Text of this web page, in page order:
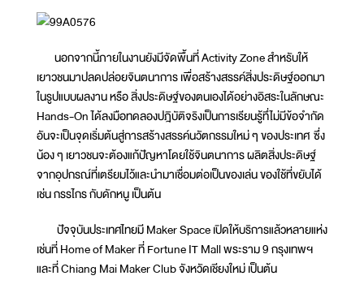
นอกจากนี้ภายในงานยังมีจัดพื้นที่ Activity Zone สำหรับให้
เยาวชนมาปลดปล่อยจินตนาการ เพื่อสร้างสรรค์สิ่งประดิษฐ์ออกมา
ในรูปแบบผลงาน หรือ สิ่งประดิษฐ์ของตนเองได้อย่างอิสระในลักษณะ
Hands-On ได้ลงมือทดลองปฎิบัติจริงเป็นการเรียนรู้ทึ่ไม่มีข้อจำกัด
อันจะเป็นจุดเริ่มต้นสู่การสร้างสรรค์นวัตกรรมใหม่ ๆ ของประเทศ ซึ่ง
น้อง ๆ เยาวชนจะต้องแก้ปัญหาโดยใช้จินตนาการ ผลิตสิ่งประดิษฐ์
จากอุปกรณ์ที่เตรียมไว้และนำมาเชื่อมต่อเป็นของเล่น ของใช้ที่ขยับได้
เช่น กรรไกร กับดักหนู เป็นต้น
ปัจจุบันประเทศไทยมี Maker Space เปิดให้บริการแล้วหลายแห่ง
เช่นที่ Home of Maker ที่ Fortune IT Mall พระราม 9 กรุงเทพฯ
และที่ Chiang Mai Maker Club จังหวัดเชียงใหม่ เป็นต้น